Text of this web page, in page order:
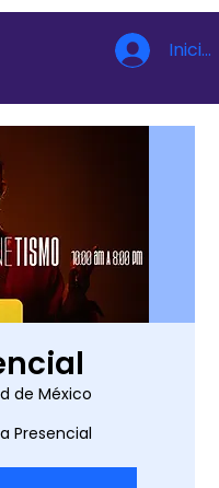
de México
Presencial